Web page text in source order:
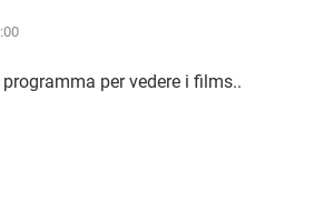
per vedere i films..